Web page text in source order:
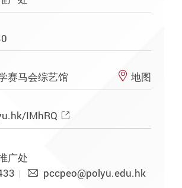
赛马会综艺馆 地图
IMhRQ
广处
pccpeo@polyu.edu.hk